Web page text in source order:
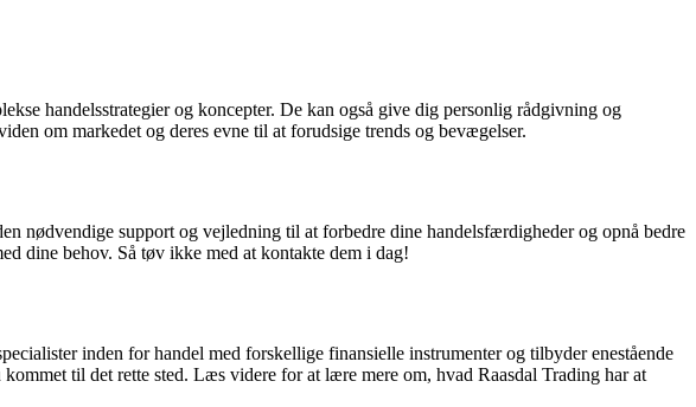
handelsstrategier og koncepter. De kan også give dig personlig rådgivning og
om markedet og deres evne til at forudsige trends og bevægelser.
nødvendige support og vejledning til at forbedre dine handelsfærdigheder og opnå bedre
dine behov. Så tøv ikke med at kontakte dem i dag!
inden for handel med forskellige finansielle instrumenter og tilbyder enestående
til det rette sted. Læs videre for at lære mere om, hvad Raasdal Trading har at